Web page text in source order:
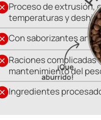
Proceso de extrusión,
temperaturas y
Con saborizantes
Raciones complicadas
mantenimiento del
Ingredientes